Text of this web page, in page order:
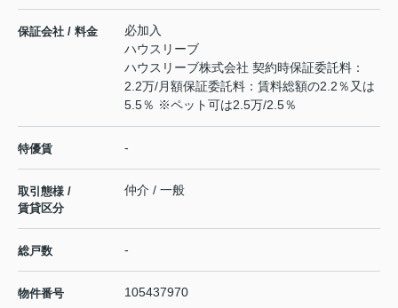
保証会社 / 料金
必加入
ハウスリーブ
ハウスリーブ株式会社 契約時保証委託料：
2.2万/月額保証委託料：賃料総額の2.2％又は
5.5％ ※ペット可は2.5万/2.5％
特優賃 -
取引態様 /
賃貸区分
仲介 / 一般
総戸数 -
物件番号 105437970